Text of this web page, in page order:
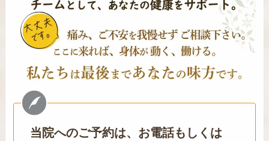
当院へのご予約は、お電話もしくは